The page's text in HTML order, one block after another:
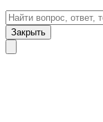
Закрыть